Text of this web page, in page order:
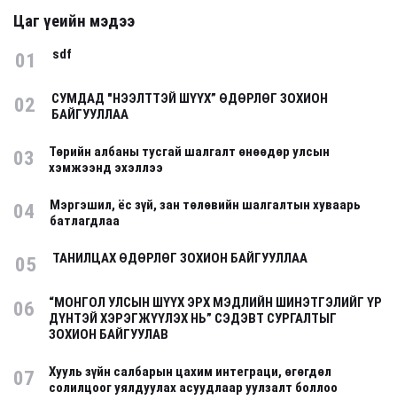
Цаг үеийн мэдээ
01 sdf
02
СУМДАД "НЭЭЛТТЭЙ ШҮҮХ” ӨДӨРЛӨГ ЗОХИОН
БАЙГУУЛЛАА
03
Төрийн албаны тусгай шалгалт өнөөдөр улсын
хэмжээнд эхэллээ
04
Мэргэшил, ёс зүй, зан төлөвийн шалгалтын хуваарь
батлагдлаа
05 ТАНИЛЦАХ ӨДӨРЛӨГ ЗОХИОН БАЙГУУЛЛАА
06
“МОНГОЛ УЛСЫН ШҮҮХ ЭРХ МЭДЛИЙН ШИНЭТГЭЛИЙГ ҮР
ДҮНТЭЙ ХЭРЭГЖҮҮЛЭХ НЬ” СЭДЭВТ СУРГАЛТЫГ
ЗОХИОН БАЙГУУЛАВ
07
Хууль зүйн салбарын цахим интеграци, өгөгдөл
солилцоог уялдуулах асуудлаар уулзалт боллоо